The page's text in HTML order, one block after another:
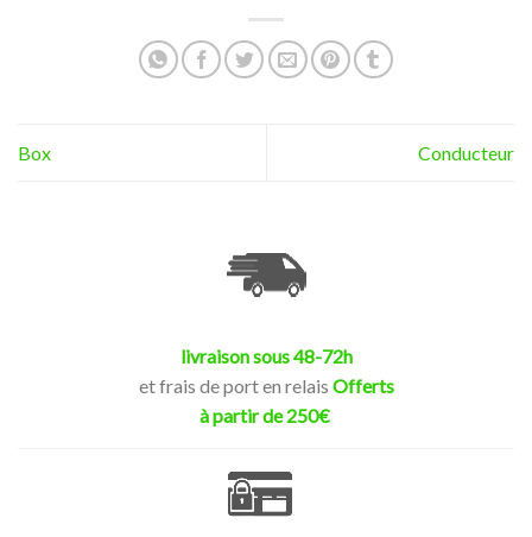
Box Conducteur
livraison sous 48-72h
et frais de port en relais Offerts
à partir de 250€